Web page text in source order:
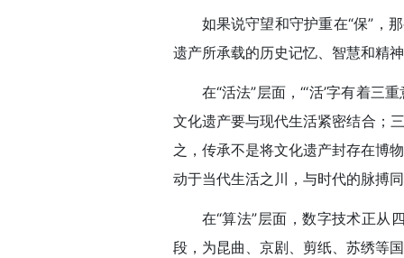
如果说守望和守护重在“保”，
遗产所承载的历史记忆、智慧和精
在“活法”层面，“‘活’字有着三
文化遗产要与现代生活紧密结合；
之，传承不是将文化遗产封存在博
动于当代生活之川，与时代的脉搏
在“算法”层面，数字技术正从
段，为昆曲、京剧、剪纸、苏绣等